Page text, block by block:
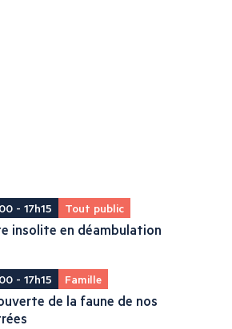
- 17h15 Tout public
insolite en déambulation
- 17h15 Famille
de la faune de nos